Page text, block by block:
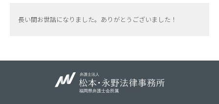
長い間お世話になりました。ありがとうございました！